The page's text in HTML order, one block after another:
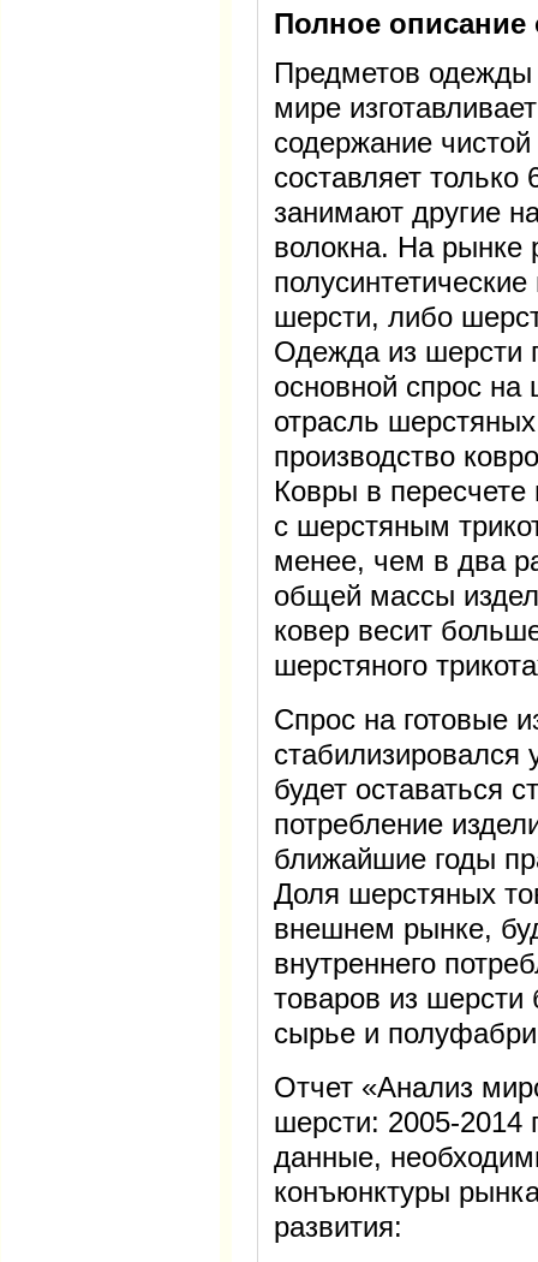
Полное описание
Предметов
мире
содержание
составляет
занимают другие
волокна. На рынке
шерсти, либо
Одежда из шерсти
основной спрос
отрасль
производство
Ковры в
с шерстяным
менее, чем в два
общей массы
ковер весит
шерстяного
Спрос на готовые
стабилизировался
будет оставаться
потребление
ближайшие годы
Доля шерстяных
внешнем рынке,
внутреннего
товаров из шерсти
сырье и
Отчет «Анализ
шерсти: 2005-2014
данные,
конъюнктуры
развития: